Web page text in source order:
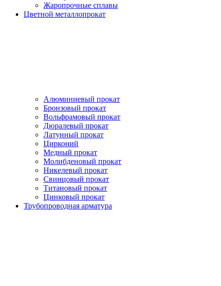
Жаропрочные сплавы
Цветной металлопрокат
Алюминиевый прокат
Бронзовый прокат
Вольфрамовый прокат
Дюралевый прокат
Латунный прокат
Цирконий
Медный прокат
Молибденовый прокат
Никелевый прокат
Свинцовый прокат
Титановый прокат
Цинковый прокат
Трубопроводная арматура